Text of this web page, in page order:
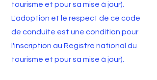
tourisme et pour sa mise à jour).
L'adoption et le respect de ce code
de conduite est une condition pour
l'inscription au Registre national du
tourisme et pour sa mise à jour).